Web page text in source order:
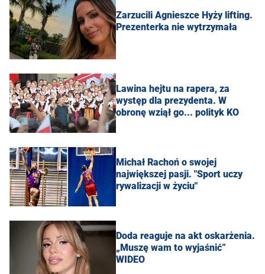
Zarzucili Agnieszce Hyży lifting.
Prezenterka nie wytrzymała
Lawina hejtu na rapera, za
występ dla prezydenta. W
obronę wziął go... polityk KO
Michał Rachoń o swojej
największej pasji. "Sport uczy
rywalizacji w życiu"
Doda reaguje na akt oskarżenia.
„Muszę wam to wyjaśnić”
WIDEO